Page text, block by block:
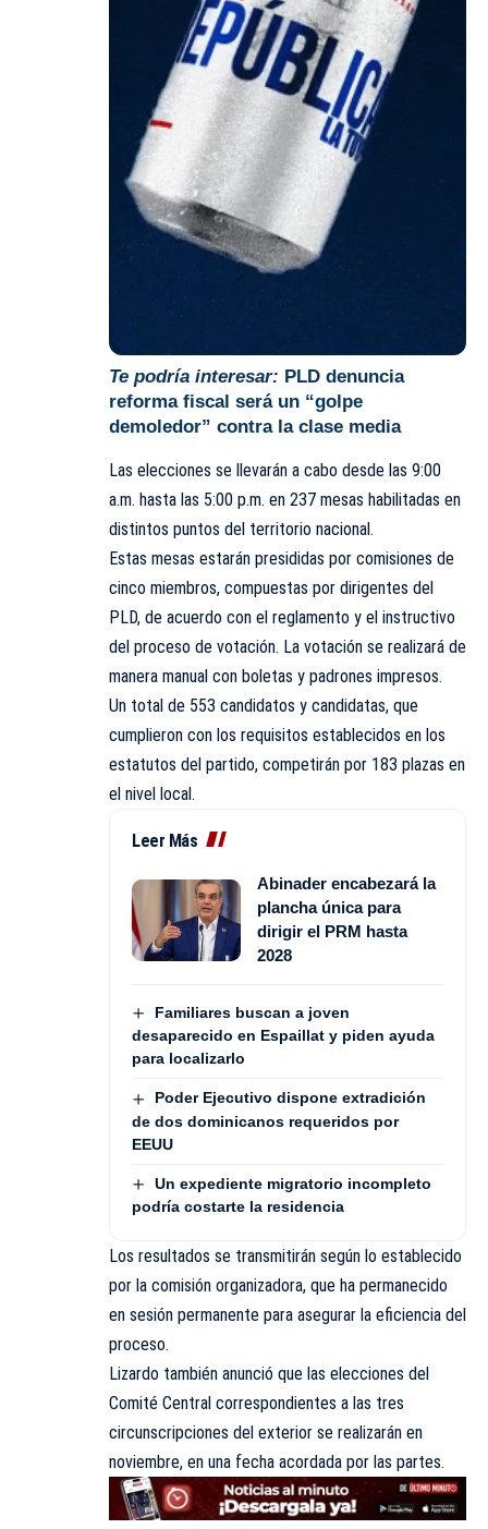
Te podría interesar: PLD denuncia
reforma fiscal será un “golpe
demoledor” contra la clase media
Las elecciones se llevarán a cabo desde las 9:00
a.m. hasta las 5:00 p.m. en 237 mesas habilitadas en
distintos puntos del territorio nacional.
Estas mesas estarán presididas por comisiones de
cinco miembros, compuestas por dirigentes del
PLD, de acuerdo con el reglamento y el instructivo
del proceso de votación. La votación se realizará de
manera manual con boletas y padrones impresos.
Un total de 553 candidatos y candidatas, que
cumplieron con los requisitos establecidos en los
estatutos del partido, competirán por 183 plazas en
el nivel local.
Leer Más
Abinader encabezará la
plancha única para
dirigir el PRM hasta
2028
Familiares buscan a joven
desaparecido en Espaillat y piden ayuda
para localizarlo
Poder Ejecutivo dispone extradición
de dos dominicanos requeridos por
EEUU
Un expediente migratorio incompleto
podría costarte la residencia
Los resultados se transmitirán según lo establecido
por la comisión organizadora, que ha permanecido
en sesión permanente para asegurar la eficiencia del
proceso.
Lizardo también anunció que las elecciones del
Comité Central correspondientes a las tres
circunscripciones del exterior se realizarán en
noviembre, en una fecha acordada por las partes.